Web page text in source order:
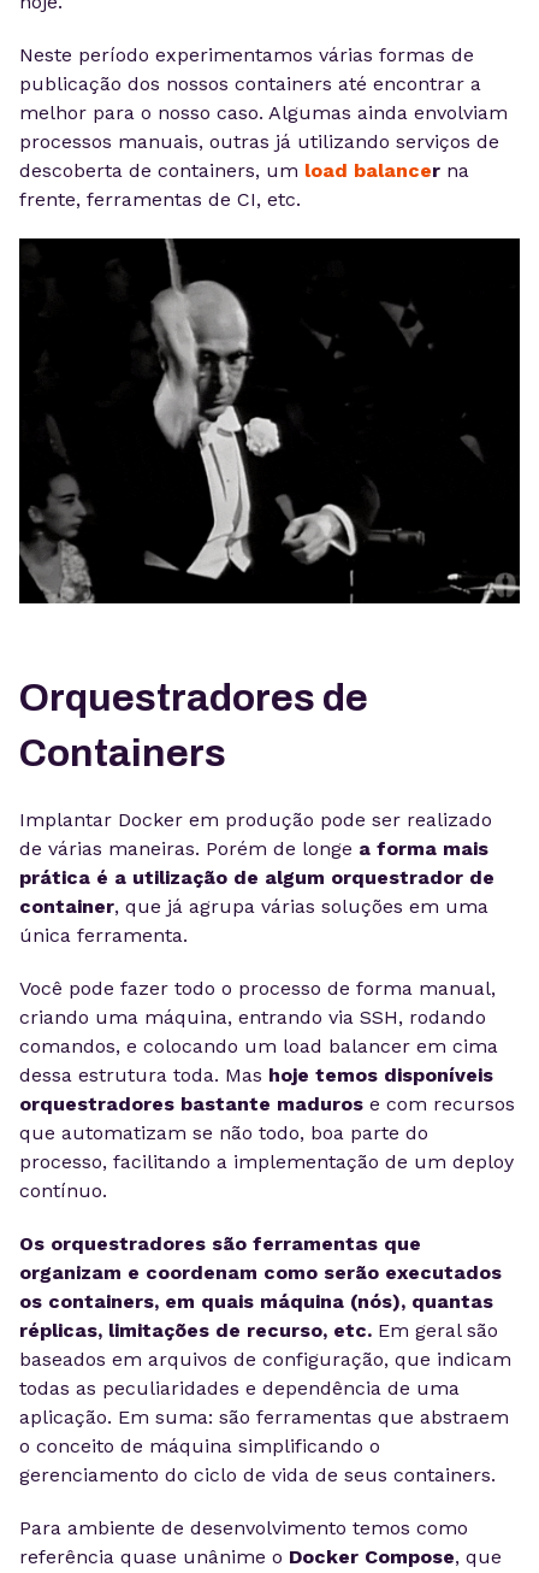
Neste período experimentamos várias formas de
publicação dos nossos containers até encontrar a
melhor para o nosso caso. Algumas ainda envolviam
processos manuais, outras já utilizando serviços de
descoberta de containers, um load balancer na
frente, ferramentas de CI, etc.
Orquestradores de
Containers
Implantar Docker em produção pode ser realizado
de várias maneiras. Porém de longe a forma mais
prática é a utilização de algum orquestrador de
container, que já agrupa várias soluções em uma
única ferramenta.
Você pode fazer todo o processo de forma manual,
criando uma máquina, entrando via SSH, rodando
comandos, e colocando um load balancer em cima
dessa estrutura toda. Mas hoje temos disponíveis
orquestradores bastante maduros e com recursos
que automatizam se não todo, boa parte do
processo, facilitando a implementação de um deploy
contínuo.
Os orquestradores são ferramentas que
organizam e coordenam como serão executados
os containers, em quais máquina (nós), quantas
réplicas, limitações de recurso, etc. Em geral são
baseados em arquivos de configuração, que indicam
todas as peculiaridades e dependência de uma
aplicação. Em suma: são ferramentas que abstraem
o conceito de máquina simplificando o
gerenciamento do ciclo de vida de seus containers.
Para ambiente de desenvolvimento temos como
referência quase unânime o Docker Compose, que